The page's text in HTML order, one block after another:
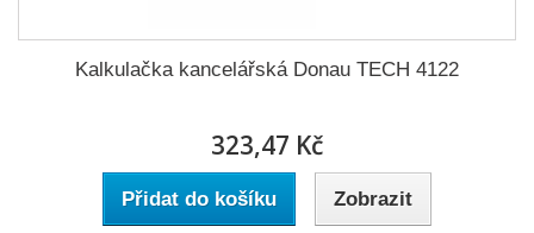
Kalkulačka kancelářská Donau TECH 4122
323,47 Kč
Přidat do košíku Zobrazit